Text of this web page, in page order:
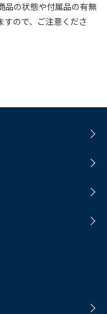
品の状態や付属品の有無
すので、ご注意くださ